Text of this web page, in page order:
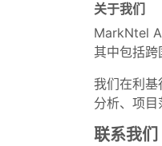
关于我们
MarkNtel
其中包括跨
我们在利
分析、项目
联系我们